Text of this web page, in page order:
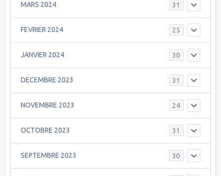
MARS 2024 31
FEVRIER 2024 25
JANVIER 2024 30
DECEMBRE 2023 31
NOVEMBRE 2023 24
OCTOBRE 2023 31
SEPTEMBRE 2023 30